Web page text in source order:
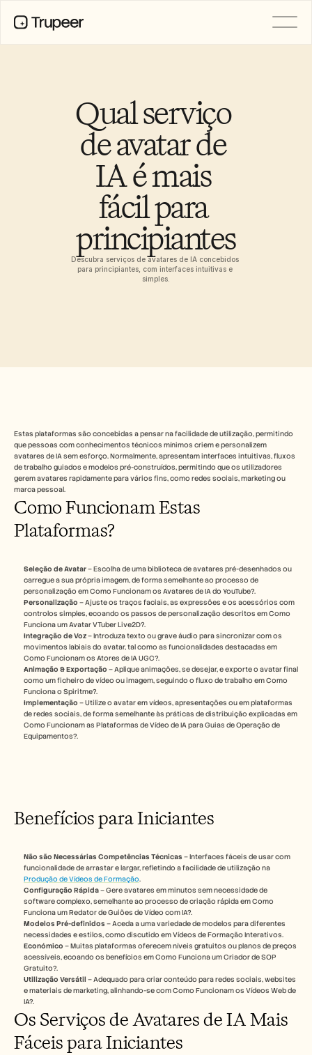
Qual serviço
de avatar de
IA é mais
fácil para
principiantes
Descubra serviços de avatares de IA concebidos
para principiantes, com interfaces intuitivas e
simples.
Estas plataformas são concebidas a pensar na facilidade de utilização, permitindo
que pessoas com conhecimentos técnicos mínimos criem e personalizem
avatares de IA sem esforço. Normalmente, apresentam interfaces intuitivas, fluxos
de trabalho guiados e modelos pré-construídos, permitindo que os utilizadores
gerem avatares rapidamente para vários fins, como redes sociais, marketing ou
marca pessoal.
Como Funcionam Estas
Plataformas?
Seleção de Avatar – Escolha de uma biblioteca de avatares pré-desenhados ou
carregue a sua própria imagem, de forma semelhante ao processo de
personalização em Como Funcionam os Avatares de IA do YouTube?.
Personalização – Ajuste os traços faciais, as expressões e os acessórios com
controlos simples, ecoando os passos de personalização descritos em Como
Funciona um Avatar VTuber Live2D?.
Integração de Voz – Introduza texto ou grave áudio para sincronizar com os
movimentos labiais do avatar, tal como as funcionalidades destacadas em
Como Funcionam os Atores de IA UGC?.
Animação & Exportação – Aplique animações, se desejar, e exporte o avatar final
como um ficheiro de vídeo ou imagem, seguindo o fluxo de trabalho em Como
Funciona o Spiritme?.
Implementação – Utilize o avatar em vídeos, apresentações ou em plataformas
de redes sociais, de forma semelhante às práticas de distribuição explicadas em
Como Funcionam as Plataformas de Vídeo de IA para Guias de Operação de
Equipamentos?.
Benefícios para Iniciantes
Não são Necessárias Competências Técnicas – Interfaces fáceis de usar com
Produção de Vídeos de Formação.
Configuração Rápida – Gere avatares em minutos sem necessidade de
software complexo, semelhante ao processo de criação rápida em Como
Funciona um Redator de Guiões de Vídeo com IA?.
Modelos Pré-definidos – Aceda a uma variedade de modelos para diferentes
necessidades e estilos, como discutido em Vídeos de Formação Interativos.
Económico – Muitas plataformas oferecem níveis gratuitos ou planos de preços
acessíveis, ecoando os benefícios em Como Funciona um Criador de SOP
Gratuito?.
Utilização Versátil – Adequado para criar conteúdo para redes sociais, websites
e materiais de marketing, alinhando-se com Como Funcionam os Vídeos Web de
IA?.
Os Serviços de Avatares de IA Mais
Fáceis para Iniciantes
Histórias de clientes
Preços
Carreiras
Base de Conhecimento
Páginas partilhadas
Gravação de ecrã com IA
Campeões da Mudança com IA
Centro de Confiança
Pedidos de funcionalidades
Sucesso do Cliente
Formação
See more
Marcar uma demonstração